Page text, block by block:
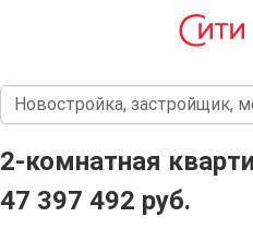
2-комнатная
47 397 492 руб.